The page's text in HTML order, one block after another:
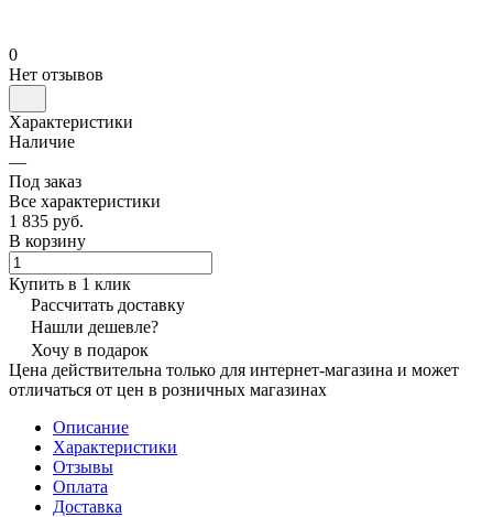
0
Нет отзывов
Характеристики
Наличие
—
Под заказ
Все характеристики
1 835 руб.
В корзину
Купить в 1 клик
Рассчитать доставку
Нашли дешевле?
Хочу в подарок
Цена действительна только для интернет-магазина и может
отличаться от цен в розничных магазинах
Описание
Характеристики
Отзывы
Оплата
Доставка